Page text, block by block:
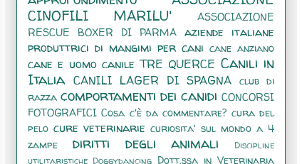
CINOFILI MARILU'
ASSOCIAZIONE
RESCUE BOXER DI PARMA aziende italiane
produttrici di mangimi per cani cane anziano
cane e uomo canile TRE QUERCE Canili in
Italia CANILI LAGER DI SPAGNA club di
razza comportamenti dei canidi CONCORSI
FOTOGRAFICI Cosa c'è da commentare? cura del
pelo cure veterinarie curiosita' sul mondo a 4
zampe
diritti degli animali
Discipline
utilitaristiche Doggydancing Dott.ssa in Veterinaria